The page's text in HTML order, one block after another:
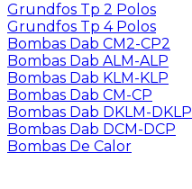
Grundfos Tp 2 Polos
Grundfos Tp 4 Polos
Bombas Dab CM2-CP2
Bombas Dab ALM-ALP
Bombas Dab KLM-KLP
Bombas Dab CM-CP
Bombas Dab DKLM-DKLP
Bombas Dab DCM-DCP
Bombas De Calor